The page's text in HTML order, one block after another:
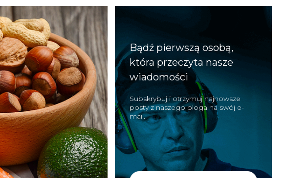
Bądź pierwszą osobą,
która przeczyta nasze
wiadomości
Subskrybuj i otrzymuj najnowsze
posty z naszego bloga na swój e-
mail.